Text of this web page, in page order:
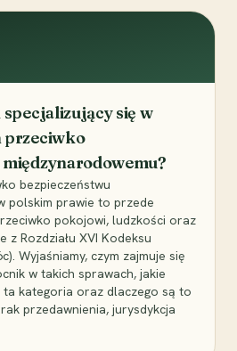
się w
przeciwko
bezpieczeństwu
polskim prawie to przede
pokojowi, ludzkości oraz
z Rozdziału XVI Kodeksu
Wyjaśniamy, czym zajmuje się
w takich sprawach, jakie
ta kategoria oraz dlaczego są to
przedawnienia, jurysdykcja